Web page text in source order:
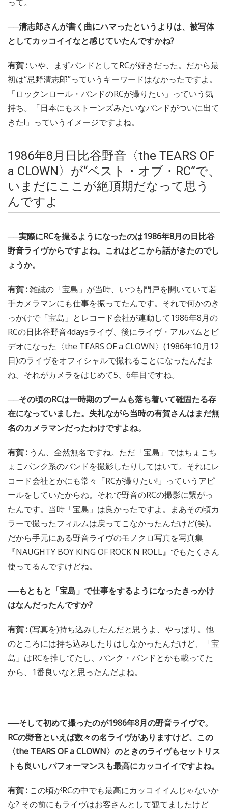
──清志郎さんが書く曲にハマったというよりは、被写体
としてカッコイイなと感じていたんですかね?
有賀 : いや、まずバンドとしてRCが好きだった。だから最
初は“忌野清志郎”っていうキーワードはなかったですよ。
「ロックンロール・バンドのRCが撮りたい」っていう気
持ち。「日本にもストーンズみたいなバンドがついに出て
きた!」っていうイメージですよね。
1986年8月日比谷野音〈the TEARS OF
a CLOWN〉が“ベスト・オブ・RC”で、
いまだにここが絶頂期だなって思う
んですよ
──実際にRCを撮るようになったのは1986年8月の日比谷
野音ライヴからですよね。これはどこから話がきたのでし
ょうか。
有賀 :雑誌の「宝島」が当時、いつも門戸を開いていて若
手カメラマンにも仕事を振ってたんです。それで何かのき
っかけで「宝島」とレコード会社が連動して1986年8月の
RCの日比谷野音4daysライヴ、後にライヴ・アルバムとビ
デオになった〈the TEARS OF a CLOWN〉(1986年10月12
日)のライヴをオフィシャルで撮れることになったんだよ
ね。それがカメラをはじめて5、6年目ですね。
──その頃のRCは一時期のブームも落ち着いて確固たる存
在になっていました。失礼ながら当時の有賀さんはまだ無
名のカメラマンだったわけですよね。
有賀 : うん、全然無名ですね。ただ「宝島」ではちょこち
ょこパンク系のバンドを撮影したりしてはいて。それにレ
コード会社とかにも常々「RCが撮りたい!」っていうアピ
ールをしていたからね。それで野音のRCの撮影に繋がっ
たんです。当時「宝島」は良かったですよ。まあその頃カ
ラーで撮ったフィルムは戻ってこなかったんだけど(笑)。
だから手元にある野音ライヴのモノクロ写真を写真集
『NAUGHTY BOY KING OF ROCK'N ROLL』でもたくさん
使ってるんですけどね。
──もともと「宝島」で仕事をするようになったきっかけ
はなんだったんですか?
有賀 :(写真を)持ち込みしたんだと思うよ、やっぱり。他
のところには持ち込みしたりはしなかったんだけど、「宝
島」はRCを推してたし、パンク・バンドとかも載ってた
から、1番良いなと思ったんだよね。
──そして初めて撮ったのが1986年8月の野音ライヴで。
RCの野音といえば数々の名ライヴがありますけど、この
〈the TEARS OF a CLOWN〉のときのライヴもセットリス
トも良いしパフォーマンスも最高にカッコイイですよね。
有賀 : この頃がRCの中でも最高にカッコイイんじゃないか
な? その前にもライヴはお客さんとして観てましたけど